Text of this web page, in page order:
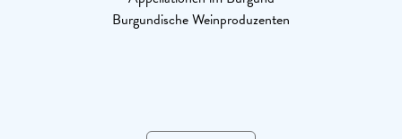
Burgundische Weinproduzenten